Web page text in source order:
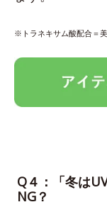
※トラネキサム酸配合＝
Q４：「冬は
NG？